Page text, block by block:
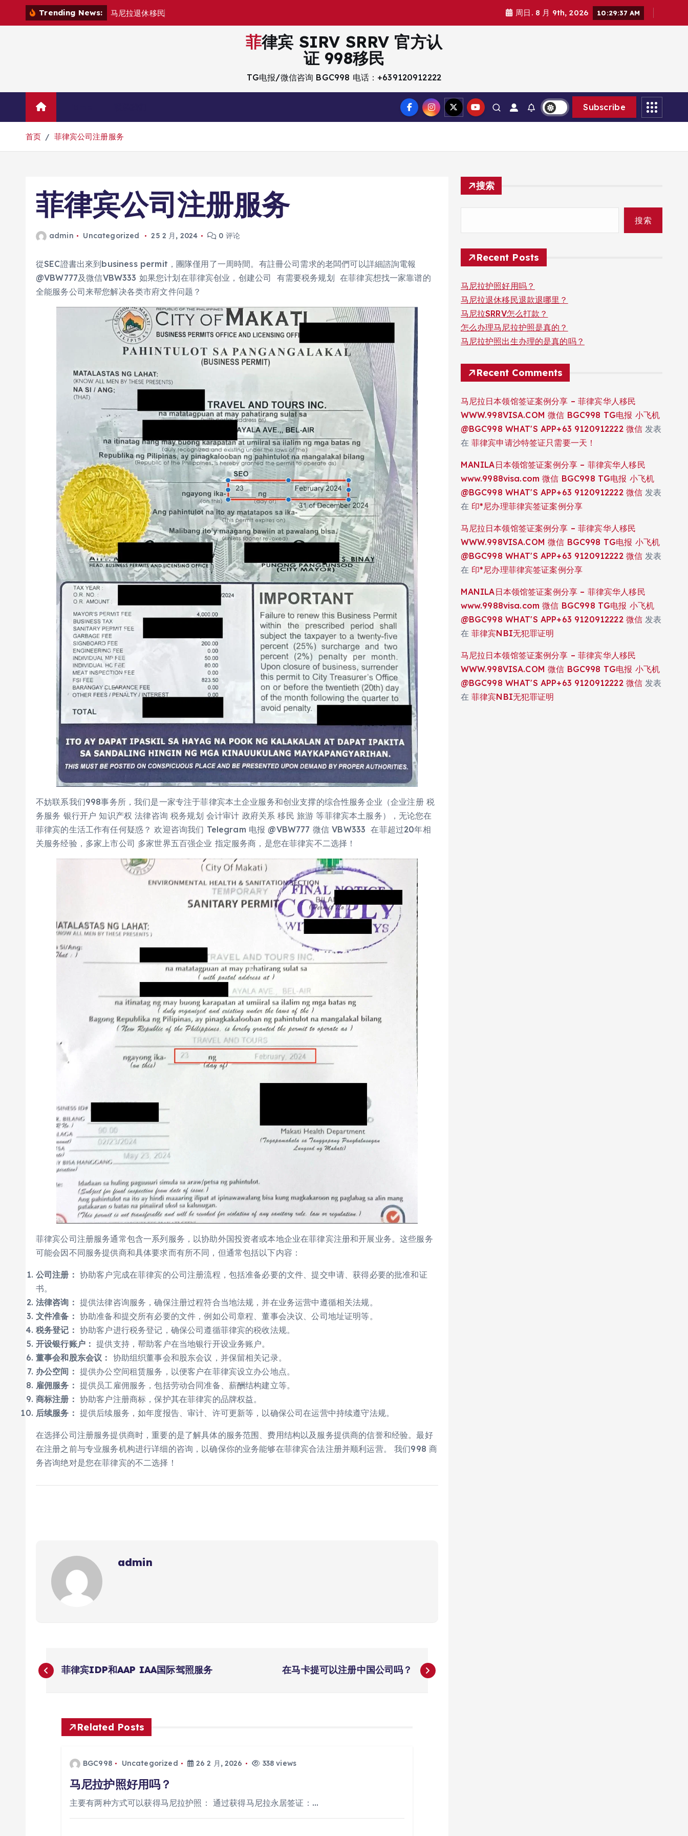
Trending News: 马 尼拉退休移民 周日. 8 月 9th, 2026 10:29:38 AM
菲律宾 SIRV SRRV 官方认
证 998移民
TG电报/微信咨询 BGC998 电话：+639120912222
Subscribe
首页 菲律宾公司注册服务
菲律宾公司注册服务
admin Uncategorized 25 2 月, 2024 0 评论
從SEC證書出來到business permit，團隊僅用了一周時間。有註冊公司需求的老闆們可以詳細諮詢電報
@VBW777及微信VBW333 如果您计划在菲律宾创业，创建公司 有需要税务规划 在菲律宾想找一家靠谱的
全能服务公司来帮您解决各类市府文件问题？
不妨联系我们998事务所，我们是一家专注于菲律宾本土企业服务和创业支撑的综合性服务企业（企业注册 税
务服务 银行开户 知识产权 法律咨询 税务规划 会计审计 政府关系 移民 旅游 等菲律宾本土服务），无论您在
菲律宾的生活工作有任何疑惑？ 欢迎咨询我们 Telegram 电报 @VBW777 微信 VBW333 在菲超过20年相
关服务经验，多家上市公司 多家世界五百强企业 指定服务商，是您在菲律宾不二选择！
菲律宾公司注册服务通常包含一系列服务，以协助外国投资者或本地企业在菲律宾注册和开展业务。这些服务
可能会因不同服务提供商和具体要求而有所不同，但通常包括以下内容：
公司注册： 协助客户完成在菲律宾的公司注册流程，包括准备必要的文件、提交申请、获得必要的批准和证
书。
法律咨询： 提供法律咨询服务，确保注册过程符合当地法规，并在业务运营中遵循相关法规。
文件准备： 协助准备和提交所有必要的文件，例如公司章程、董事会决议、公司地址证明等。
税务登记： 协助客户进行税务登记，确保公司遵循菲律宾的税收法规。
开设银行账户： 提供支持，帮助客户在当地银行开设业务账户。
董事会和股东会议： 协助组织董事会和股东会议，并保留相关记录。
办公空间： 提供办公空间租赁服务，以便客户在菲律宾设立办公地点。
雇佣服务： 提供员工雇佣服务，包括劳动合同准备、薪酬结构建立等。
商标注册： 协助客户注册商标，保护其在菲律宾的品牌权益。
后续服务： 提供后续服务，如年度报告、审计、许可更新等，以确保公司在运营中持续遵守法规。
在选择公司注册服务提供商时，重要的是了解具体的服务范围、费用结构以及服务提供商的信誉和经验。最好
在注册之前与专业服务机构进行详细的咨询，以确保你的业务能够在菲律宾合法注册并顺利运营。 我们998 商
务咨询绝对是您在菲律宾的不二选择！
admin
文
菲律宾IDP和AAP IAA国际驾照服务 在马卡提可以注册中国公司吗？
Related Posts
BGC998 Uncategorized 26 2 月, 2026 338 views
马尼拉护照好用吗？
主要有两种方式可以获得马尼拉护照： 通过获得马尼拉永居签证：…
搜索
搜索
Recent Posts
马尼拉护照好用吗？
马尼拉退休移民退款退哪里？
马尼拉SRRV怎么打款？
怎么办理马尼拉护照是真的？
马尼拉护照出生办理的是真的吗？
Recent Comments
马尼拉日本领馆签证案例分享 – 菲律宾华人移民
WWW.998VISA.COM 微信 BGC998 TG电报 小飞机
@BGC998 WHAT'S APP+63 9120912222 微信 发表
在 菲律宾申请沙特签证只需要一天！
MANILA日本领馆签证案例分享 – 菲律宾华人移民
www.9988visa.com 微信 BGC998 TG电报 小飞机
@BGC998 WHAT'S APP+63 9120912222 微信 发表
在 印*尼办理菲律宾签证案例分享
马尼拉日本领馆签证案例分享 – 菲律宾华人移民
WWW.998VISA.COM 微信 BGC998 TG电报 小飞机
@BGC998 WHAT'S APP+63 9120912222 微信 发表
在 印*尼办理菲律宾签证案例分享
MANILA日本领馆签证案例分享 – 菲律宾华人移民
www.9988visa.com 微信 BGC998 TG电报 小飞机
@BGC998 WHAT'S APP+63 9120912222 微信 发表
在 菲律宾NBI无犯罪证明
马尼拉日本领馆签证案例分享 – 菲律宾华人移民
WWW.998VISA.COM 微信 BGC998 TG电报 小飞机
@BGC998 WHAT'S APP+63 9120912222 微信 发表
在 菲律宾NBI无犯罪证明